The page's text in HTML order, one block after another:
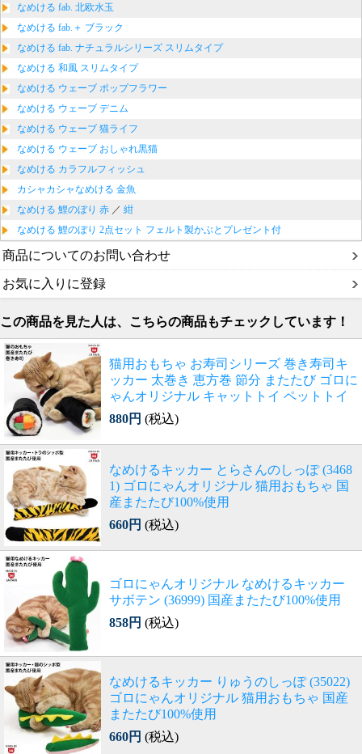
なめける fab. 北欧水玉
なめける fab.＋ ブラック
なめける fab. ナチュラルシリーズ スリムタイプ
なめける 和風 スリムタイプ
なめける ウェーブ ポップフラワー
なめける ウェーブ デニム
なめける ウェーブ 猫ライフ
なめける ウェーブ おしゃれ黒猫
なめける カラフルフィッシュ
カシャカシャなめける 金魚
なめける 鯉のぼり 赤 ／ 紺
なめける 鯉のぼり 2点セット フェルト製かぶとプレゼント付
商品についてのお問い合わせ
お気に入りに登録
この商品を見た人は、こちらの商品もチェックしています！
猫用おもちゃ お寿司シリーズ 巻き寿司キ
ッカー 太巻き 恵方巻 節分 またたび ゴロに
ゃんオリジナル キャットトイ ペットトイ
880円 (税込)
なめけるキッカー とらさんのしっぽ (3468
1) ゴロにゃんオリジナル 猫用おもちゃ 国
産またたび100%使用
660円 (税込)
ゴロにゃんオリジナル なめけるキッカー
サボテン (36999) 国産またたび100%使用
858円 (税込)
なめけるキッカー りゅうのしっぽ (35022)
ゴロにゃんオリジナル 猫用おもちゃ 国産
またたび100%使用
660円 (税込)